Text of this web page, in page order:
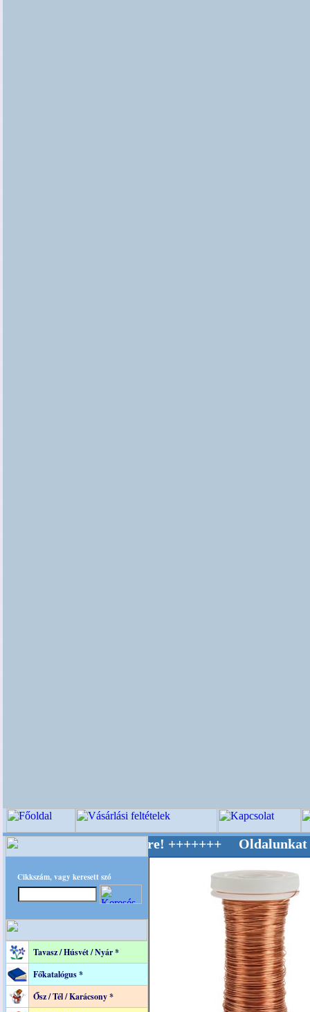
Cikkszám, vagy keresett szó
Tavasz / Húsvét / Nyár *
Főkatalógus *
Ősz / Tél / Karácsony *
Világ Mestere! +++++++ Oldalunkat